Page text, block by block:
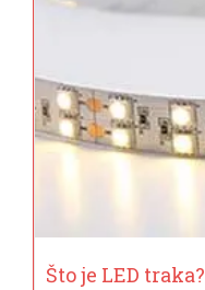
Što je LED traka?